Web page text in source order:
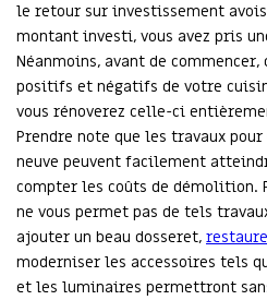
le retour sur investissement
montant investi, vous avez pris
Néanmoins, avant de
positifs et négatifs de votre
vous rénoverez celle-ci
Prendre note que les travaux
neuve peuvent facilement
compter les coûts de démolition.
ne vous permet pas de tels
ajouter un beau dosseret,
moderniser les accessoires tels
et les luminaires permettront